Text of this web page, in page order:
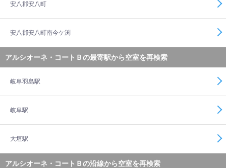
安八郡安八町
安八郡安八町南今ケ渕
アルシオーネ・コートＢの最寄駅から空室を再検索
岐阜羽島駅
岐阜駅
大垣駅
アルシオーネ・コートＢの沿線から空室を再検索